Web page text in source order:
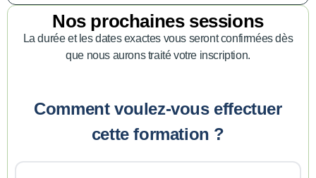
Nos prochaines sessions
La durée et les dates exactes vous seront confirmées dès
que nous aurons traité votre inscription.
Comment voulez-vous effectuer
cette formation ?